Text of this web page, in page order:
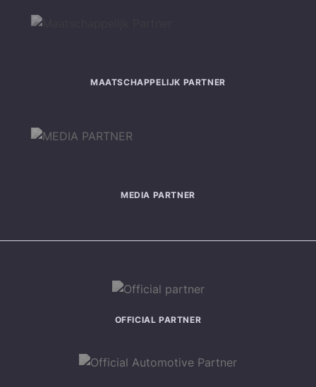
MAATSCHAPPELIJK PARTNER
MEDIA PARTNER
OFFICIAL PARTNER